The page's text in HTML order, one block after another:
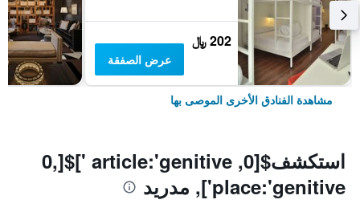
202 ﷼
عرض الصفقة
مشاهدة الفنادق الأخرى الموصى بها
استكشف$[0, article:'genitive ']$[0,
place:'genitive'], مدريد